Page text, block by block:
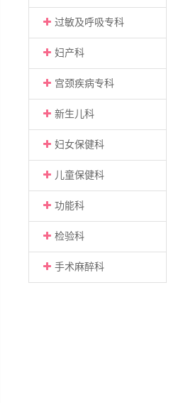
过敏及呼吸专科
妇产科
宫颈疾病专科
新生儿科
妇女保健科
儿童保健科
功能科
检验科
手术麻醉科